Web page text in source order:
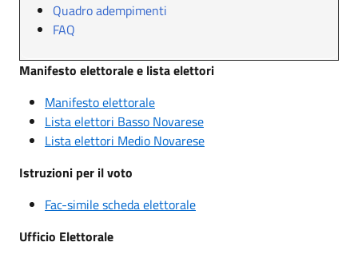
Quadro adempimenti
FAQ
Manifesto elettorale e lista elettori
Manifesto elettorale
Lista elettori Basso Novarese
Lista elettori Medio Novarese
Istruzioni per il voto
Fac-simile scheda elettorale
Ufficio Elettorale